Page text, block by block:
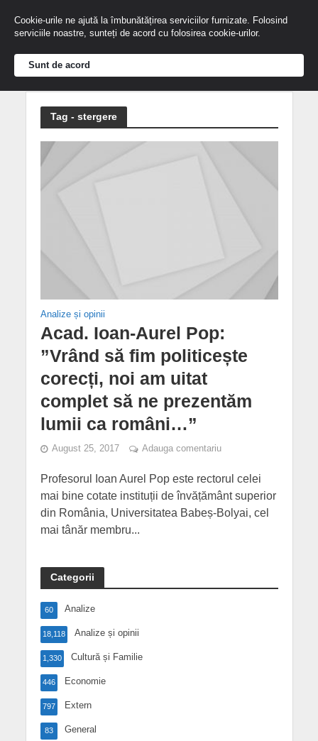
Tag - stergere
Analize și opinii
Acad. Ioan-Aurel Pop:
”Vrând să fim politicește
corecți, noi am uitat
complet să ne prezentăm
lumii ca români…”
August 25, 2017 Adauga comentariu
Profesorul Ioan Aurel Pop este rectorul celei
mai bine cotate instituții de învățământ superior
din România, Universitatea Babeș-Bolyai, cel
mai tânăr membru...
Categorii
Analize
60
Analize și opinii
18,118
Cultură și Familie
1,330
Economie
446
Extern
797
General
83
Cookie-urile ne ajută la îmbunătățirea serviciilor furnizate. Folosind
serviciile noastre, sunteți de acord cu folosirea cookie-urilor.
Sunt de acord